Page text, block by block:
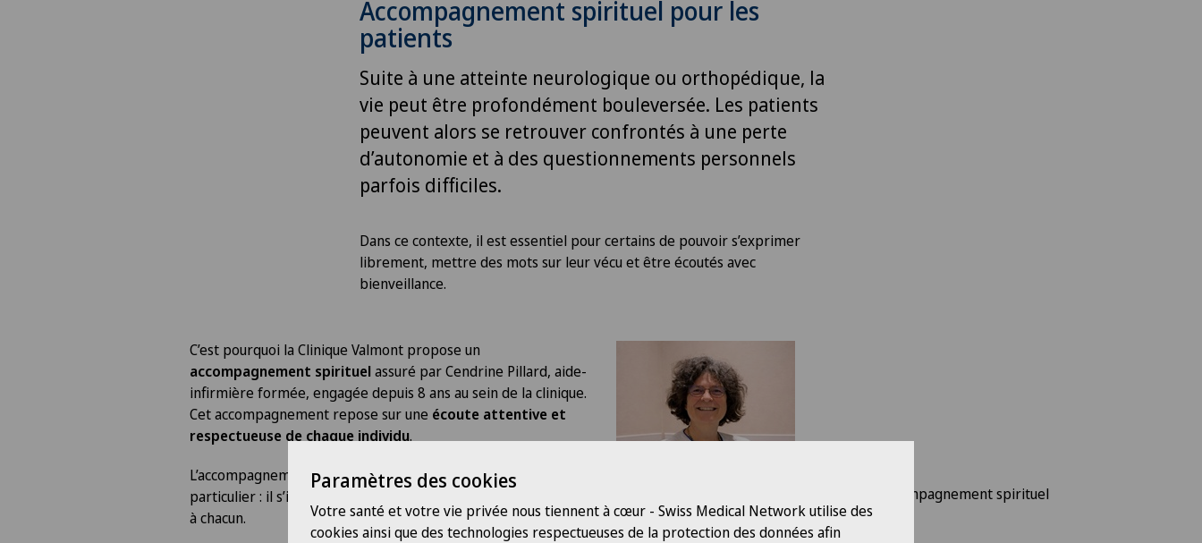
Accompagnement spirituel pour les
patients
Suite à une atteinte neurologique ou orthopédique, la
vie peut être profondément bouleversée. Les patients
peuvent alors se retrouver confrontés à une perte
d’autonomie et à des questionnements personnels
parfois difficiles.
Dans ce contexte, il est essentiel pour certains de pouvoir s’exprimer
librement, mettre des mots sur leur vécu et être écoutés avec
bienveillance.
C’est pourquoi la Clinique Valmont propose un
accompagnement spirituelassuré par Cendrine Pillard, aide-
infirmière formée, engagée depuis 8 ans au sein de la clinique.
Cet accompagnement repose sur une écoute attentive et
respectueuse de chaque individu.
L’accompagnement spirituel n’est pas lié à une religion en
particulier : il s’inscrit dans une démarche personnelle, propre
à chacun.
Formée en accompagnement spirituel
Paramètres des cookies
Votre santé et votre vie privée nous tiennent à cœur - Swiss Medical Network utilise des
cookies ainsi que des technologies respectueuses de la protection des données afin